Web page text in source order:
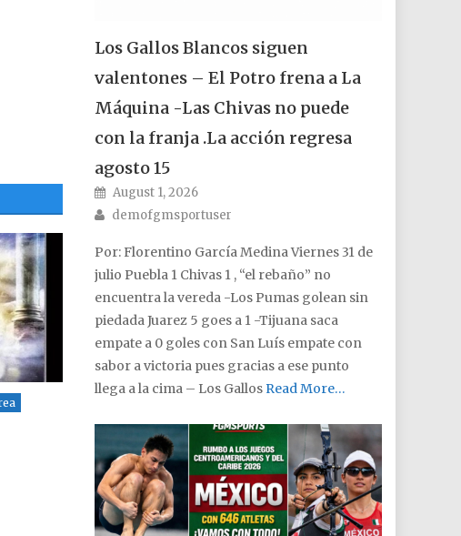
Los Gallos Blancos siguen
valentones – El Potro frena a La
Máquina -Las Chivas no puede
con la franja .La acción regresa
agosto 15
Posted on
August 1, 2026
Author
demofgmsportuser
Por: Florentino García Medina Viernes 31 de
julio Puebla 1 Chivas 1 , “el rebaño” no
encuentra la vereda -Los Pumas golean sin
piedada Juarez 5 goes a 1 -Tijuana saca
empate a 0 goles con San Luís empate con
sabor a victoria pues gracias a ese punto
llega a la cima – Los Gallos Read More…